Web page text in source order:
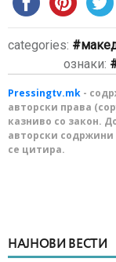
categories:
ознаки:
Pressingtv.mk -
авторски права
казниво со закон.
авторски содржини
се цитира.
НАЈНОВИ ВЕСТИ